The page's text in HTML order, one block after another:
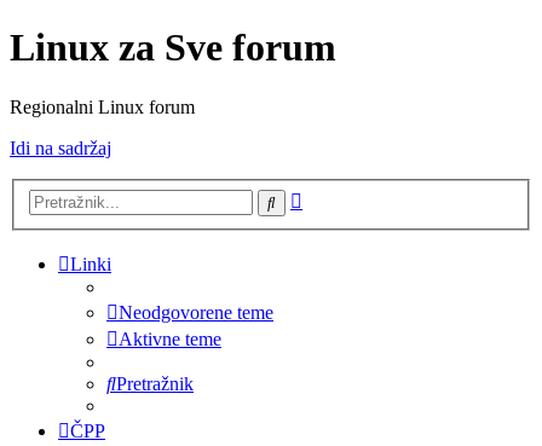
Linux za Sve forum
Regionalni Linux forum
Idi na sadržaj
Pretražnik
Linki
Neodgovorene teme
Aktivne teme
Pretražnik
ČPP